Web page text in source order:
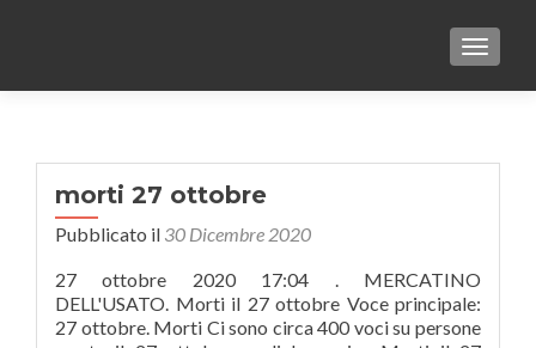
morti 27 ottobre
Pubblicato il 30 Dicembre 2020
27 ottobre 2020 17:04 . MERCATINO
DELL'USATO. Morti il 27 ottobre Voce principale:
27 ottobre. Morti Ci sono circa 400 voci su persone